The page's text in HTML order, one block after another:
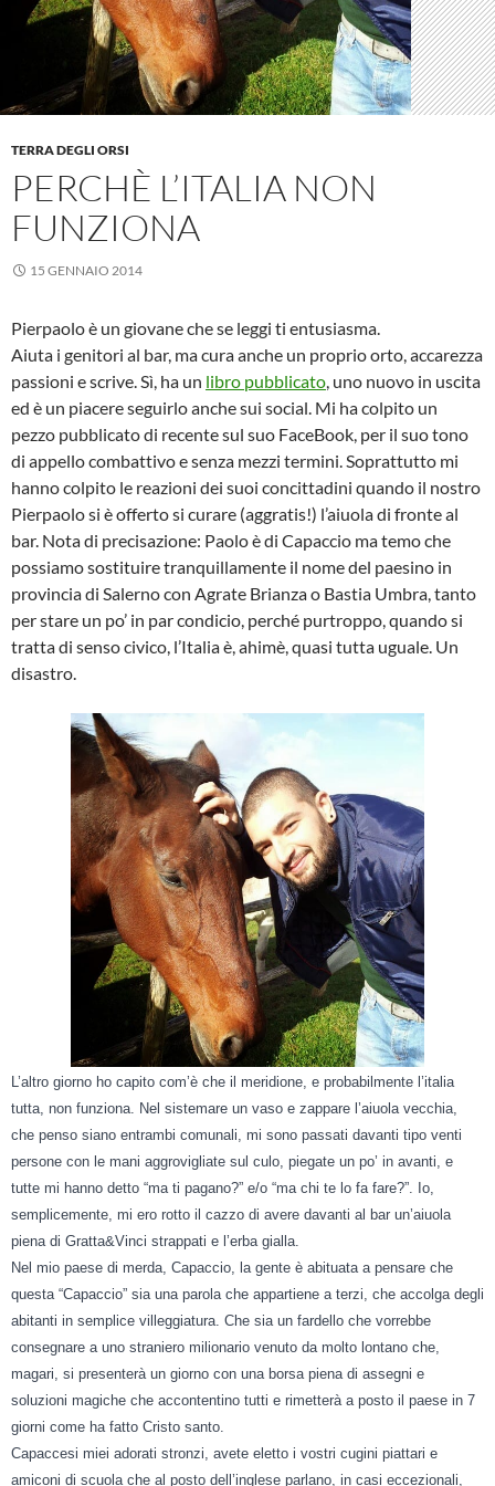
TERRA DEGLI ORSI
PERCHÈ L’ITALIA NON
FUNZIONA
15 GENNAIO 2014
Pierpaolo è un giovane che se leggi ti entusiasma.
Aiuta i genitori al bar, ma cura anche un proprio orto, accarezza
passioni e scrive. Sì, ha un libro pubblicato, uno nuovo in uscita
ed è un piacere seguirlo anche sui social. Mi ha colpito un
pezzo pubblicato di recente sul suo FaceBook, per il suo tono
di appello combattivo e senza mezzi termini. Soprattutto mi
hanno colpito le reazioni dei suoi concittadini quando il nostro
Pierpaolo si è offerto si curare (aggratis!) l’aiuola di fronte al
bar. Nota di precisazione: Paolo è di Capaccio ma temo che
possiamo sostituire tranquillamente il nome del paesino in
provincia di Salerno con Agrate Brianza o Bastia Umbra, tanto
per stare un po’ in par condicio, perché purtroppo, quando si
tratta di senso civico, l’Italia è, ahimè, quasi tutta uguale. Un
disastro.
L’altro giorno ho capito com’è che il meridione, e probabilmente l’italia
tutta, non funziona. Nel sistemare un vaso e zappare l’aiuola vecchia,
che penso siano entrambi comunali, mi sono passati davanti tipo venti
persone con le mani aggrovigliate sul culo, piegate un po’ in avanti, e
tutte mi hanno detto “ma ti pagano?” e/o “ma chi te lo fa fare?”. Io,
semplicemente, mi ero rotto il cazzo di avere davanti al bar un’aiuola
piena di Gratta&Vinci strappati e l’erba gialla.
Nel mio paese di merda, Capaccio, la gente è abituata a pensare che
questa “Capaccio” sia una parola che appartiene a terzi, che accolga degli
abitanti in semplice villeggiatura. Che sia un fardello che vorrebbe
consegnare a uno straniero milionario venuto da molto lontano che,
magari, si presenterà un giorno con una borsa piena di assegni e
soluzioni magiche che accontentino tutti e rimetterà a posto il paese in 7
giorni come ha fatto Cristo santo.
Capaccesi miei adorati stronzi, avete eletto i vostri cugini piattari e
amiconi di scuola che al posto dell’inglese parlano, in casi eccezionali,